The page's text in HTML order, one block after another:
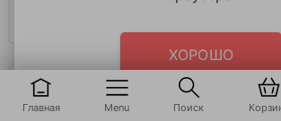
Главная Menu Поиск
ХОРОШО